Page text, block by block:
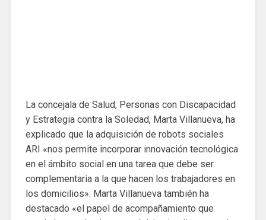
La concejala de Salud, Personas con Discapacidad
y Estrategia contra la Soledad, Marta Villanueva, ha
explicado que la adquisición de robots sociales
ARI «nos permite incorporar innovación tecnológica
en el ámbito social en una tarea que debe ser
complementaria a la que hacen los trabajadores en
los domicilios». Marta Villanueva también ha
destacado «el papel de acompañamiento que